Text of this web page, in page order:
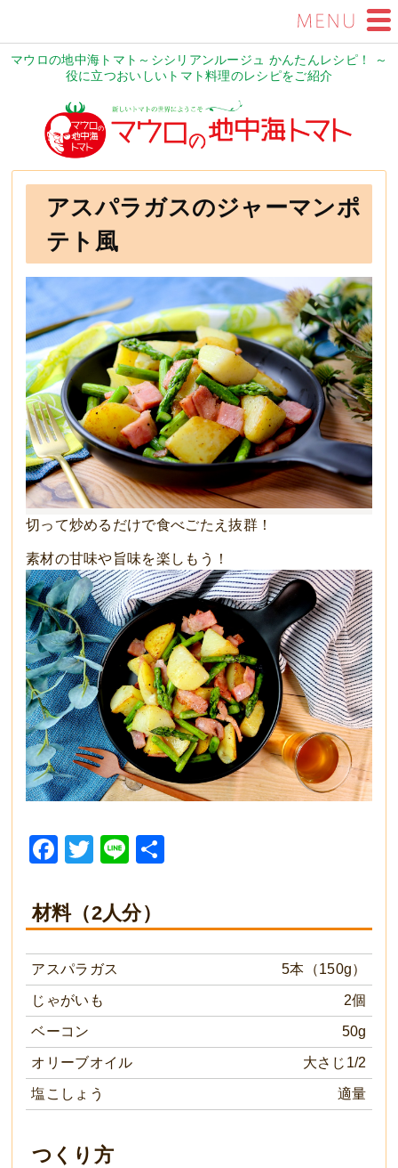
マウロの地中海トマト～シシリアンルージュ かんたんレシピ！ ～
役に立つおいしいトマト料理のレシピをご紹介
アスパラガスのジャーマンポ
テト風
切って炒めるだけで食べごたえ抜群！
素材の甘味や旨味を楽しもう！
Facebook
Twitter
Line
材料（2人分）
アスパラガス 5本（150g）
じゃがいも 2個
ベーコン 50g
オリーブオイル 大さじ1/2
塩こしょう 適量
つくり方